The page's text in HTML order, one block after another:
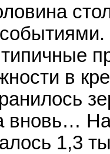
в
вновь…
1,3